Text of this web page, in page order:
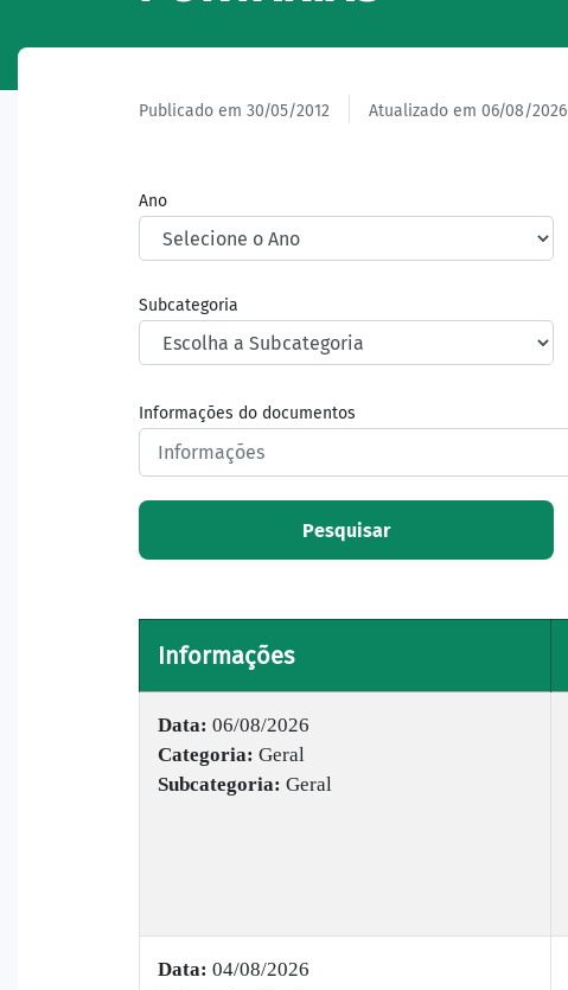
Publicado em 30/05/2012 Atualizado em 06/08/2026
Ano
Subcategoria
Informações do documentos
Pesquisar
Informações
Data: 06/08/2026
Categoria: Geral
Subcategoria: Geral
Data: 04/08/2026